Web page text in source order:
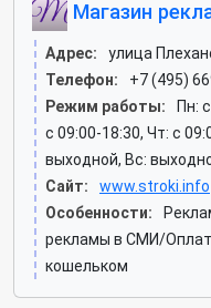
Магазин
Адрес:
улица
Телефон:
+7 (495)
Режим работы:
Пн:
c 09:00-18:30, Чт: c
выходной, Вс:
Сайт:
www.stroki.info
Особенности:
рекламы в СМИ/
кошельком